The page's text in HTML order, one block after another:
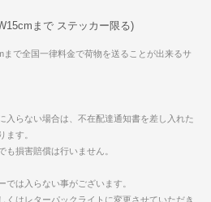
まで ステッカー限る)
で全国一律料金で荷物を送ることが出来るサ
入らない場合は、不在配達通知書を差し入れた
ます。
損害賠償は行いません。
は入らない事がございます。
くはレターパックライトに変更させていただき